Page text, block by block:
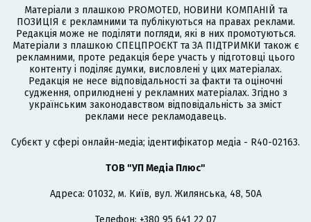
Матеріали з плашкою PROMOTED, НОВИНИ КОМПАНІЙ та
ПОЗИЦІЯ є рекламними та публікуються на правах реклами.
Редакція може не поділяти погляди, які в них промотуються.
Матеріали з плашкою СПЕЦПРОЄКТ та ЗА ПІДТРИМКИ також є
рекламними, проте редакція бере участь у підготовці цього
контенту і поділяє думки, висловлені у цих матеріалах.
Редакція не несе відповідальності за факти та оціночні
судження, оприлюднені у рекламних матеріалах. Згідно з
українським законодавством відповідальність за зміст
реклами несе рекламодавець.
Cубєкт у сфері онлайн-медіа; ідентифікатор медіа - R40-02163.
ТОВ "УП Медіа Плюс"
Адреса: 01032, м. Київ, вул. Жилянська, 48, 50А
Телефон: +380 95 641 22 07